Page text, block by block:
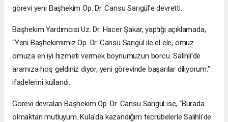
görevi yeni Başhekim Op. Dr. Cansu Sarıgül’e devretti.
Başhekim Yardımcısı Uz. Dr. Hacer Şakar, yaptığı açıklamada,
“Yeni Başhekimimiz Op. Dr. Cansu Sarıgül ile el ele, omuz
omuza en iyi hizmeti vermek boynumuzun borcu. Salihli’de
aramıza hoş geldiniz diyor, yeni görevinde başarılar diliyorum.”
ifadelerini kullandı.
Görevi devralan Başhekim Op. Dr. Cansu Sarıgül ise, “Burada
olmaktan mutluyum. Kula’da kazandığım tecrübelerle Salihli’de